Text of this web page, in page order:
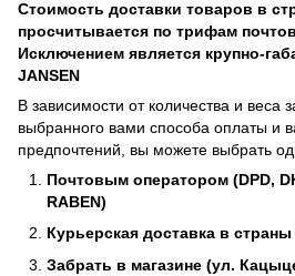
Стоимость доставки товаров в
просчитывается по трифам
Исключением является крупно-
JANSEN
В зависимости от количества и веса
выбранного вами способа оплаты и
предпочтений, вы можете выбрать
Почтовым оператором (DPD,
RABEN)
Курьерская доставка в
Забрать в магазине (ул.